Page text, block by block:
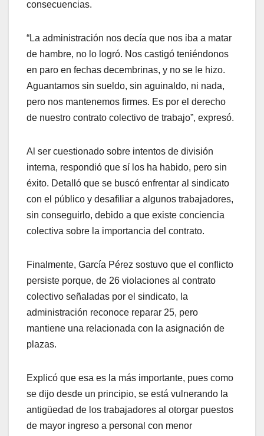
consecuencias.
“La administración nos decía que nos iba a matar
de hambre, no lo logró. Nos castigó teniéndonos
en paro en fechas decembrinas, y no se le hizo.
Aguantamos sin sueldo, sin aguinaldo, ni nada,
pero nos mantenemos firmes. Es por el derecho
de nuestro contrato colectivo de trabajo”, expresó.
Al ser cuestionado sobre intentos de división
interna, respondió que sí los ha habido, pero sin
éxito. Detalló que se buscó enfrentar al sindicato
con el público y desafiliar a algunos trabajadores,
sin conseguirlo, debido a que existe conciencia
colectiva sobre la importancia del contrato.
Finalmente, García Pérez sostuvo que el conflicto
persiste porque, de 26 violaciones al contrato
colectivo señaladas por el sindicato, la
administración reconoce reparar 25, pero
mantiene una relacionada con la asignación de
plazas.
Explicó que esa es la más importante, pues como
se dijo desde un principio, se está vulnerando la
antigüedad de los trabajadores al otorgar puestos
de mayor ingreso a personal con menor